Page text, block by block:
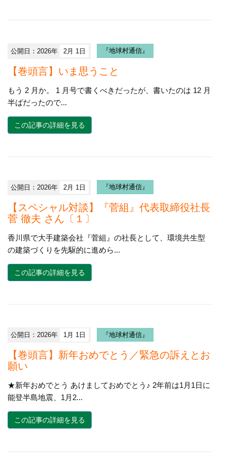
公開日：2026年 2月 1日 『地球村通信』
【巻頭言】いま思うこと
もう 2 月か。 1 月号で書くべきだったが、書いたのは 12 月
半ばだったので...
この記事の詳細を見る
公開日：2026年 2月 1日 『地球村通信』
【スペシャル対談】『菅組』代表取締役社長
菅 徹夫 さん〔１〕
香川県で大手建築会社『菅組』の社長として、環境共生型
の建築づくりを先駆的に進めら...
この記事の詳細を見る
公開日：2026年 1月 1日 『地球村通信』
【巻頭言】新年おめでとう／緊急の訴えとお
願い
★新年おめでとう あけましておめでとう♪ 2年前は1月1日に
能登半島地震、1月2...
この記事の詳細を見る